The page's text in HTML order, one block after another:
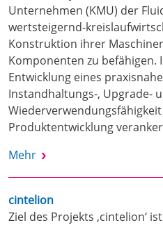
Unternehmen (KMU) der
wertsteigernd-
Konstruktion ihrer
Komponenten zu
Entwicklung eines
Instandhaltungs-, Upgrade-
Produktentwicklung
Mehr
cintelion
Ziel des Projekts ‚cintelion‘